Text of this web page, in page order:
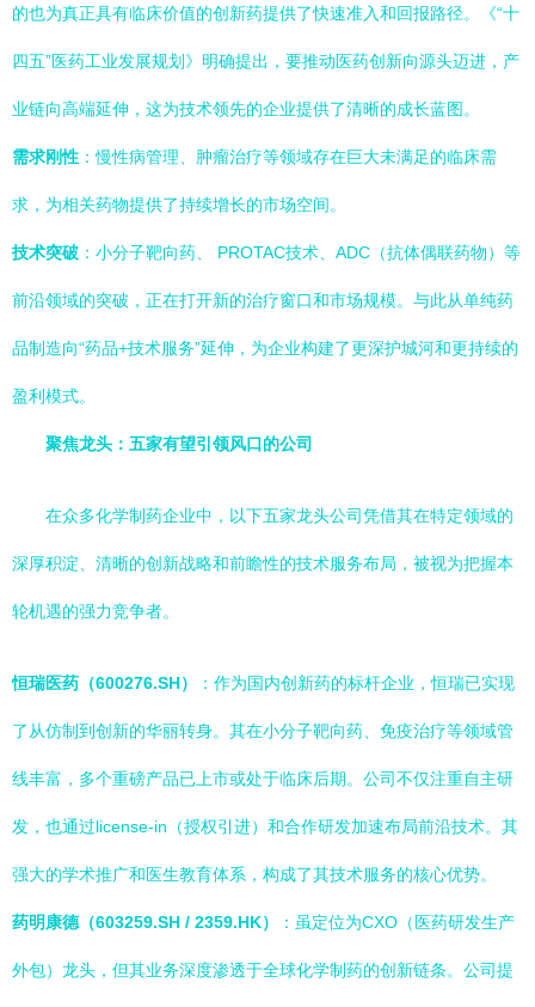
的也为真正具有临床价值的创新药提供了快速准入和回报路径。《“十
四五”医药工业发展规划》明确提出，要推动医药创新向源头迈进，产
业链向高端延伸，这为技术领先的企业提供了清晰的成长蓝图。
需求刚性 ：慢性病管理、肿瘤治疗等领域存在巨大未满足的临床需
求，为相关药物提供了持续增长的市场空间。
技术突破 ：小分子靶向药、 PROTAC技术、ADC（抗体偶联药物）等
前沿领域的突破，正在打开新的治疗窗口和市场规模。与此从单纯药
品制造向“药品+技术服务”延伸，为企业构建了更深护城河和更持续的
盈利模式。
聚焦龙头：五家有望引领风口的公司
在众多化学制药企业中，以下五家龙头公司凭借其在特定领域的
深厚积淀、清晰的创新战略和前瞻性的技术服务布局，被视为把握本
轮机遇的强力竞争者。
恒瑞医药（600276.SH） ：作为国内创新药的标杆企业，恒瑞已实现
了从仿制到创新的华丽转身。其在小分子靶向药、免疫治疗等领域管
线丰富，多个重磅产品已上市或处于临床后期。公司不仅注重自主研
发，也通过license-in（授权引进）和合作研发加速布局前沿技术。其
强大的学术推广和医生教育体系，构成了其技术服务的核心优势。
药明康德（603259.SH / 2359.HK） ：虽定位为CXO（医药研发生产
外包）龙头，但其业务深度渗透于全球化学制药的创新链条。公司提